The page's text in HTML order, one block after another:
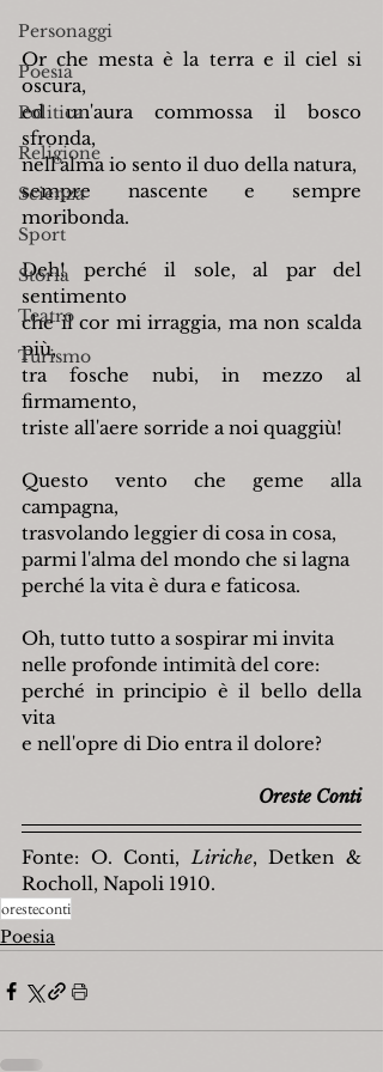
Personaggi
Poesia
Politica
Religione
Scienza
Sport
Storia
Teatro
Turismo
Or che mesta è la terra e il ciel si
oscura,
ed un'aura commossa il bosco
sfronda,
nell'alma io sento il duo della natura,
sempre nascente e sempre
moribonda.
Deh! perché il sole, al par del
sentimento
che il cor mi irraggia, ma non scalda
più,
tra fosche nubi, in mezzo al
firmamento,
triste all'aere sorride a noi quaggiù!
Questo vento che geme alla
campagna,
trasvolando leggier di cosa in cosa,
parmi l'alma del mondo che si lagna
perché la vita è dura e faticosa.
Oh, tutto tutto a sospirar mi invita
nelle profonde intimità del core:
perché in principio è il bello della
vita
e nell'opre di Dio entra il dolore?
Oreste Conti
Fonte: O. Conti, Liriche, Detken &
Rocholl, Napoli 1910.
oresteconti
Poesia